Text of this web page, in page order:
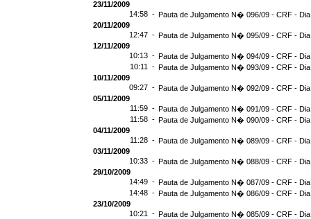
23/11/2009
14:58 - Pauta de Julgamento N� 096/09 - CRF - Dia
20/11/2009
12:47 - Pauta de Julgamento N� 095/09 - CRF - Dia
12/11/2009
10:13 - Pauta de Julgamento N� 094/09 - CRF - Dia
10:11 - Pauta de Julgamento N� 093/09 - CRF - Dia
10/11/2009
09:27 - Pauta de Julgamento N� 092/09 - CRF - Dia
05/11/2009
11:59 - Pauta de Julgamento N� 091/09 - CRF - Dia
11:58 - Pauta de Julgamento N� 090/09 - CRF - Dia
04/11/2009
11:28 - Pauta de Julgamento N� 089/09 - CRF - Dia
03/11/2009
10:33 - Pauta de Julgamento N� 088/09 - CRF - Dia
29/10/2009
14:49 - Pauta de Julgamento N� 087/09 - CRF - Dia
14:48 - Pauta de Julgamento N� 086/09 - CRF - Dia
23/10/2009
10:21 - Pauta de Julgamento N� 085/09 - CRF -